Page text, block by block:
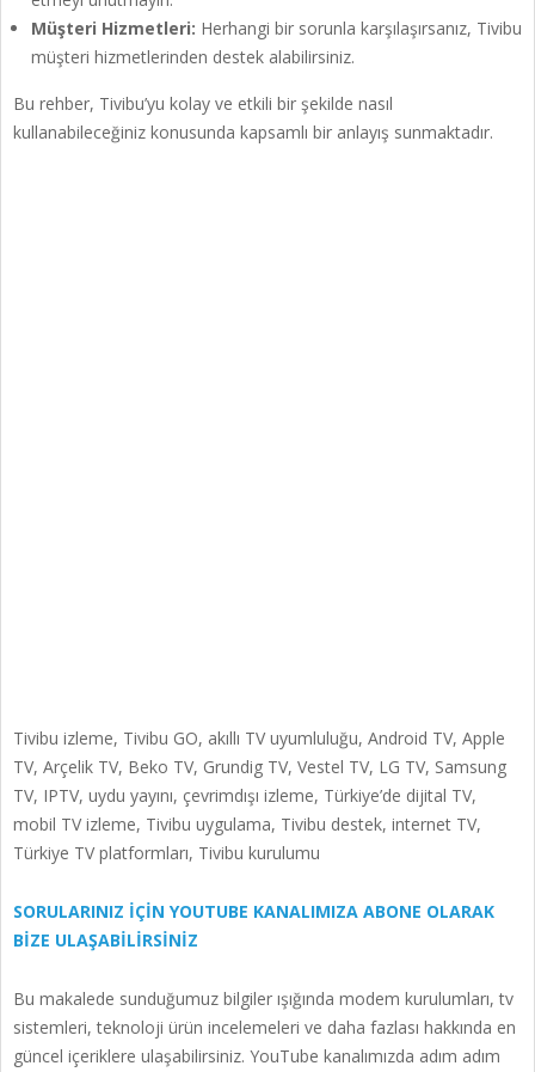
Müşteri Hizmetleri: Herhangi bir sorunla karşılaşırsanız, Tivibu
müşteri hizmetlerinden destek alabilirsiniz.
Bu rehber, Tivibu’yu kolay ve etkili bir şekilde nasıl
kullanabileceğiniz konusunda kapsamlı bir anlayış sunmaktadır.
Tivibu izleme, Tivibu GO, akıllı TV uyumluluğu, Android TV, Apple
TV, Arçelik TV, Beko TV, Grundig TV, Vestel TV, LG TV, Samsung
TV, IPTV, uydu yayını, çevrimdışı izleme, Türkiye’de dijital TV,
mobil TV izleme, Tivibu uygulama, Tivibu destek, internet TV,
Türkiye TV platformları, Tivibu kurulumu
SORULARINIZ İÇİN YOUTUBE KANALIMIZA ABONE OLARAK
BİZE ULAŞABİLİRSİNİZ
Bu makalede sunduğumuz bilgiler ışığında modem kurulumları, tv
sistemleri, teknoloji ürün incelemeleri ve daha fazlası hakkında en
güncel içeriklere ulaşabilirsiniz. YouTube kanalımızda adım adım